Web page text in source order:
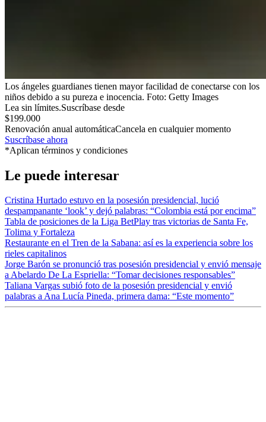
Los ángeles guardianes tienen mayor facilidad de conectarse con los
niños debido a su pureza e inocencia. Foto: Getty Images
Lea sin límites.Suscríbase desde
$199.000
Renovación anual automáticaCancela en cualquier momento
Suscríbase ahora
*Aplican términos y condiciones
Le puede interesar
Cristina Hurtado estuvo en la posesión presidencial, lució
despampanante ‘look’ y dejó palabras: “Colombia está por encima”
Tabla de posiciones de la Liga BetPlay tras victorias de Santa Fe,
Tolima y Fortaleza
Restaurante en el Tren de la Sabana: así es la experiencia sobre los
rieles capitalinos
Jorge Barón se pronunció tras posesión presidencial y envió mensaje
a Abelardo De La Espriella: “Tomar decisiones responsables”
Taliana Vargas subió foto de la posesión presidencial y envió
palabras a Ana Lucía Pineda, primera dama: “Este momento”